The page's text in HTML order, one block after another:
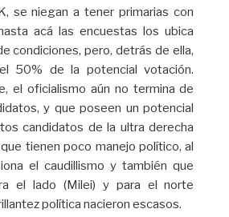
se niegan a tener primarias con
acá las encuestas los ubica
condiciones, pero, detrás de ella,
50% de la potencial votación.
el oficialismo aún no termina de
y que poseen un potencial
candidatos de la ultra derecha
tienen poco manejo político, al
el caudillismo y también que
el lado (Milei) y para el norte
política nacieron escasos.